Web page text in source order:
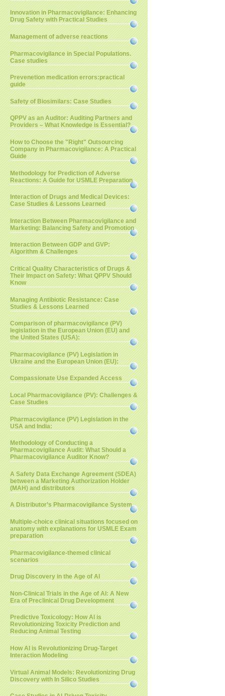
Innovation in Pharmacovigilance: Enhancing
Drug Safety with Practical Studies
Management of adverse reactions
Pharmacovigilance in Special Populations.
Case studies
Prevenetion medication errors:practical
guide
Safety of Biosimilars: Case Studies
QPPV as an Auditor: Auditing Partners and
Providers – What Knowledge is Essential?
How to Choose the "Right" Outsourcing
Company in Pharmacovigilance: A Practical
Guide
Methodology for Prediction of Adverse
Reactions: A Guide for USMLE Preparation
Interaction of Drugs and Medical Devices:
Case Studies & Lessons Learned
Interaction Between Pharmacovigilance and
Marketing: Balancing Safety and Promotion
Interaction Between GDP and GVP:
Algorithm & Challenges
Critical Quality Characteristics of Drugs &
Their Impact on Safety: What QPPV Should
Know
Managing Antibiotic Resistance: Case
Studies & Lessons Learned
Comparison of pharmacovigilance (PV)
legislation in the European Union (EU) and
the United States (USA):
Pharmacovigilance (PV) Legislation in
Ukraine and the European Union (EU):
Compassionate Use Expanded Access
Local Pharmacovigilance (PV): Challenges &
Case Studies
Pharmacovigilance (PV) Legislation in the
USA and India:
Methodology of Conducting a
Pharmacovigilance Audit: What Should a
Pharmacovigilance Auditor Know?
A Safety Data Exchange Agreement (SDEA)
between a Marketing Authorization Holder
(MAH) and distributors
A Distributor’s Pharmacovigilance System
Multiple-choice clinical situations focused on
anatomy with explanations for USMLE Exam
preparation
Pharmacovigilance-themed clinical
scenarios
Drug Discovery in the Age of AI
Non-Clinical Trials in the Age of AI: A New
Era of Preclinical Drug Development
Predictive Toxicology: How AI is
Revolutionizing Toxicity Prediction and
Reducing Animal Testing
How AI is Revolutionizing Drug-Target
Interaction Modeling
Virtual Animal Models: Revolutionizing Drug
Discovery with In Silico Studies